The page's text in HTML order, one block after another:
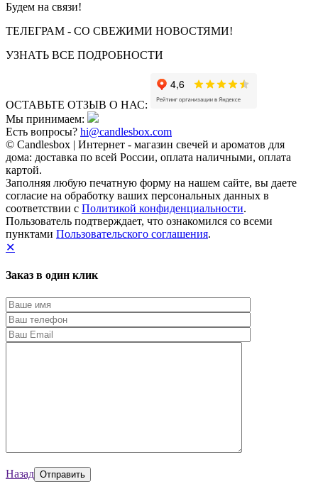
Будем на связи!
ТЕЛЕГРАМ - СО СВЕЖИМИ НОВОСТЯМИ!
УЗНАТЬ ВСЕ ПОДРОБНОСТИ
ОСТАВЬТЕ ОТЗЫВ О НАС:
Мы принимаем:
Есть вопросы? hi@candlesbox.com
© Candlesbox | Интернет - магазин свечей и ароматов для
дома: доставка по всей России, оплата наличными, оплата
картой.
Заполняя любую печатную форму на нашем сайте, вы даете
согласие на обработку ваших персональных данных в
соответствии с Политикой конфиденциальности.
Пользователь подтверждает, что ознакомился со всеми
пунктами Пользовательского соглашения.
✕
Заказ в один клик
Назад